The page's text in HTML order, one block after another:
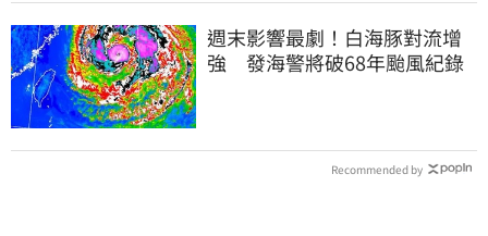
週末影響最劇！白海豚對流增
強 發海警將破68年颱風紀錄
Recommended by